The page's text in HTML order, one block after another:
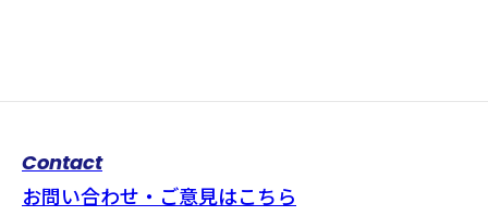
Contact
お問い合わせ・ご意見はこちら